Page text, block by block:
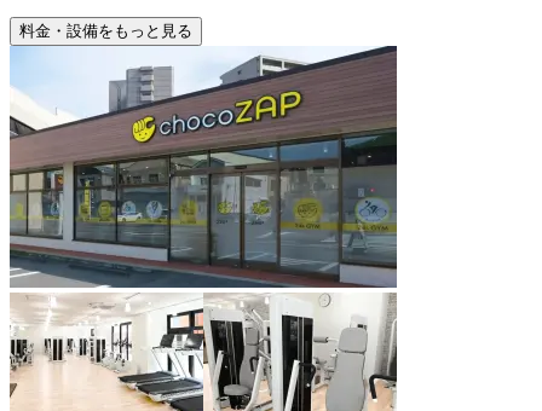
料金・設備をもっと見る